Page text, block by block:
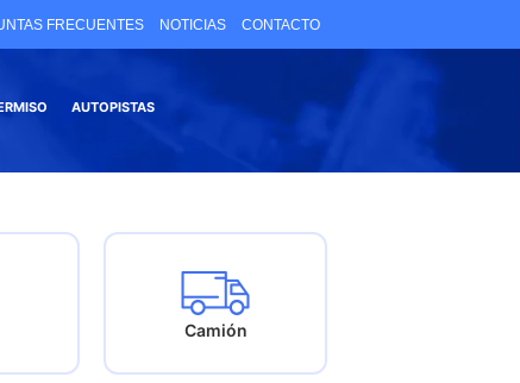
FRECUENTES NOTICIAS CONTACTO
AUTOPISTAS
Camión